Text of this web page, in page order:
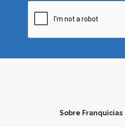
Sobre Franquicias